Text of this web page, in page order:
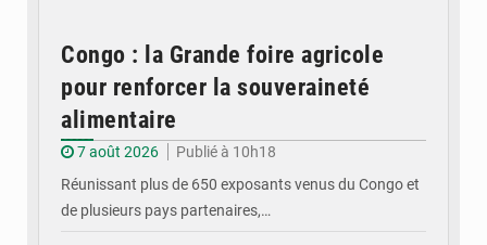
Congo : la Grande foire agricole
pour renforcer la souveraineté
alimentaire
7 août 2026
Publié à 10h18
Réunissant plus de 650 exposants venus du Congo et
de plusieurs pays partenaires,…